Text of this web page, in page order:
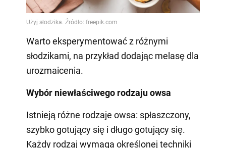
Warto eksperymentować z różnymi
słodzikami, na przykład dodając melasę dla
urozmaicenia.
Wybór niewłaściwego rodzaju owsa
Istnieją różne rodzaje owsa: spłaszczony,
szybko gotujący się i długo gotujący się.
Każdy rodzaj wymaga określonej techniki